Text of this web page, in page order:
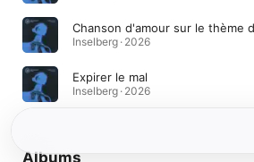
Inselberg · 2026
Expirer le mal
Inselberg · 2026
Albums